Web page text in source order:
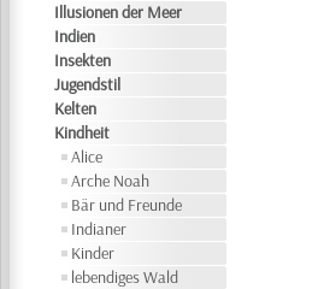
Illusionen der Meer
Indien
Insekten
Jugendstil
Kelten
Kindheit
Alice
Arche Noah
Bär und Freunde
Indianer
Kinder
lebendiges Wald